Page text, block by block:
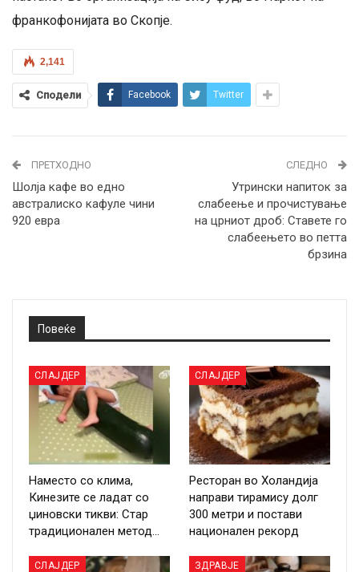
франкофонијата во Скопје.
2,141
Сподели Facebook Twitter
ПРЕТХОДНО
Шолја кафе во едно
австралиско кафуле чини
920 евра
СЛЕДНО
Утрински напиток за
слабеење и прочистување
на црниот дроб: Ставете го
слабеењето во петта
брзина
Повеќе
СЛАЈДЕР
Наместо со клима,
Кинезите се ладат со
џиновски тикви: Стар
традиционален метод…
СЛАЈДЕР
Ресторан во Холандија
направи тирамису долг
300 метри и постави
национален рекорд
СЛАЈДЕР ЗДРАВЈЕ